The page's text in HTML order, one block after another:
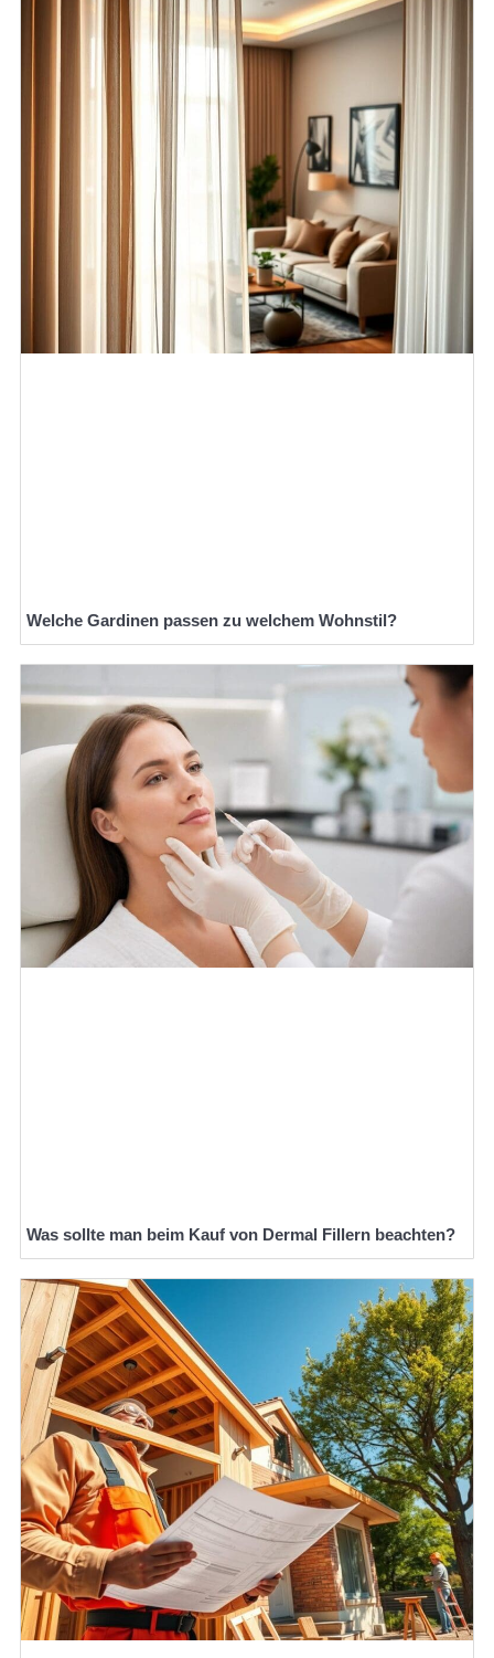
Welche Gardinen passen zu welchem Wohnstil?
Was sollte man beim Kauf von Dermal Fillern beachten?